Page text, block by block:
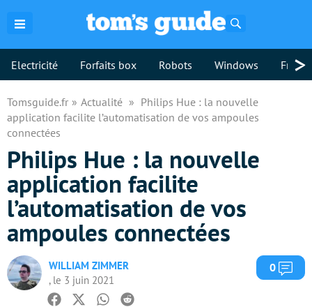
Electricité Forfaits box Robots Windows >
Tomsguide.fr Actualité
Philips Hue : la nouvelle
application facilite l’automatisation de vos ampoules
connectées
Philips Hue : la nouvelle
application facilite
l’automatisation de vos
ampoules connectées
WILLIAM ZIMMER
, le 3 juin 2021
0